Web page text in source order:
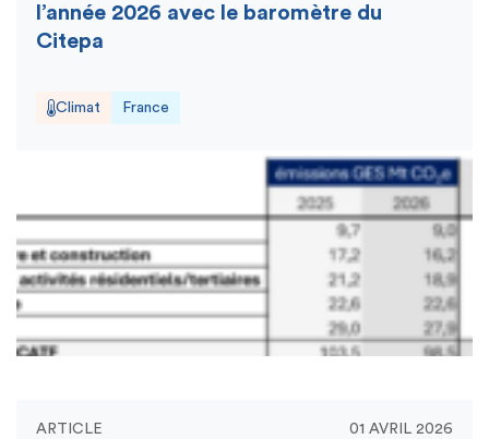
l’année 2026 avec le baromètre du
Citepa
Climat France
ARTICLE 01 AVRIL 2026